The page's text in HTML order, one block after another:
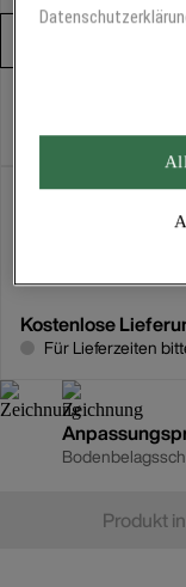
Abholung
Für
Kostenlose
Für Lieferzeiten
Produkt